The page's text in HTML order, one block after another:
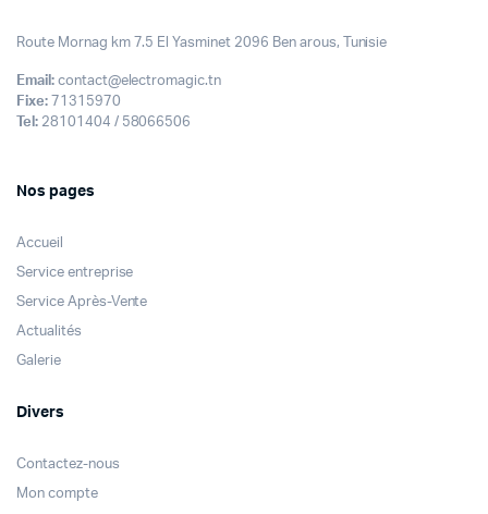
Route Mornag km 7.5 El Yasminet 2096 Ben arous, Tunisie
Email:contact@electromagic.tn
Fixe:71315970
Tel:28101404 / 58066506
Nos pages
Accueil
Service entreprise
Service Après-Vente
Actualités
Galerie
Divers
Contactez-nous
Mon compte